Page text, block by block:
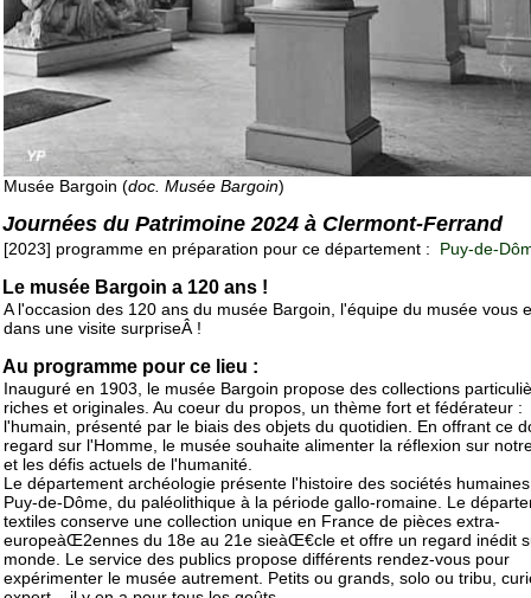
Musée Bargoin (doc. Musée Bargoin)
Journées du Patrimoine 2024 à Clermont-Ferrand
[2023] programme en préparation pour ce département : Puy-de-
Le musée Bargoin a 120 ans !
A l'occasion des 120 ans du musée Bargoin, l'équipe du musée vous
dans une visite surpriseÂ !
Au programme pour ce lieu :
Inauguré en 1903, le musée Bargoin propose des collections
riches et originales. Au coeur du propos, un thème fort et fédérateur :
l'humain, présenté par le biais des objets du quotidien. En offrant ce
regard sur l'Homme, le musée souhaite alimenter la réflexion sur
et les défis actuels de l'humanité.
Le département archéologie présente l'histoire des sociétés
Puy-de-Dôme, du paléolithique à la période gallo-romaine. Le
textiles conserve une collection unique en France de pièces extra-
europeàŒ2ennes du 18e au 21e sieàŒ€cle et offre un regard inédit
monde. Le service des publics propose différents rendez-vous pour
expérimenter le musée autrement. Petits ou grands, solo ou tribu,